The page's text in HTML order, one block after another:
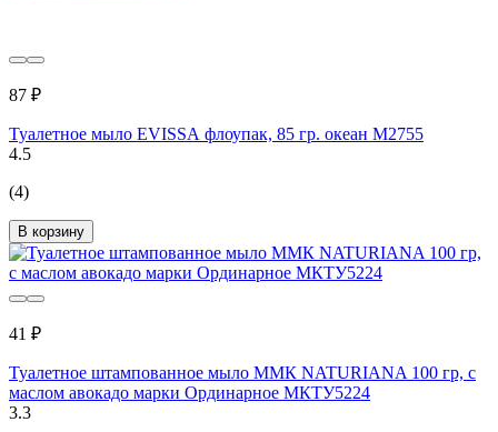
87 ₽
Туалетное мыло EVISSА флоупак, 85 гр. океан М2755
4.5
(4)
В корзину
41 ₽
Туалетное штампованное мыло ММК NATURIANA 100 гр, с
маслом авокадо марки Ординарное МКТУ5224
3.3